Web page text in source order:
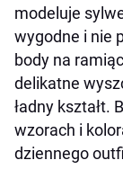
modeluje
wygodne i nie
body na
delikatne
ładny kształt.
wzorach i
dziennego